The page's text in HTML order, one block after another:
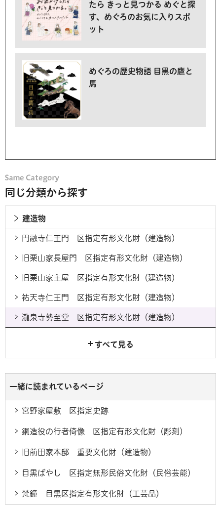
たら きっと見つかる めぐと探
す、めぐろのお気に入りスポ
ット
めぐろの歴史物語 目黒の鷹と
馬
同じ分類から探す
建造物
円融寺仁王門 区指定有形文化財（建造物）
旧栗山家長屋門 区指定有形文化財（建造物）
旧栗山家主屋 区指定有形文化財（建造物）
祐天寺仁王門 区指定有形文化財（建造物）
瀧泉寺勢至堂 区指定有形文化財（建造物）
すべて見る
一緒に読まれているページ
宮野家屋敷 区指定史跡
銅造役の行者倚像 区指定有形文化財（彫刻）
旧前田家本邸 重要文化財（建造物）
目黒ばやし 区指定無形民俗文化財（民俗芸能）
梵鐘 目黒区指定有形文化財（工芸品）